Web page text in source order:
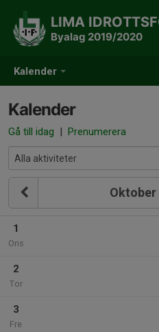
Kalender
LIMA
Byalag 2019/2020
Kalender
Gå till idag | Prenumerera
Oktober
1
Ons
2
Tor
3
Fre